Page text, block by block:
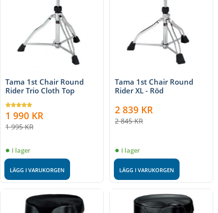
Tama 1st Chair Round
Rider Trio Cloth Top
1 990 KR
1 995KR
I lager
LÄGG I VARUKORGEN
Tama 1st Chair Round
Rider XL - Röd
2 839 KR
2 845KR
I lager
LÄGG I VARUKORGEN